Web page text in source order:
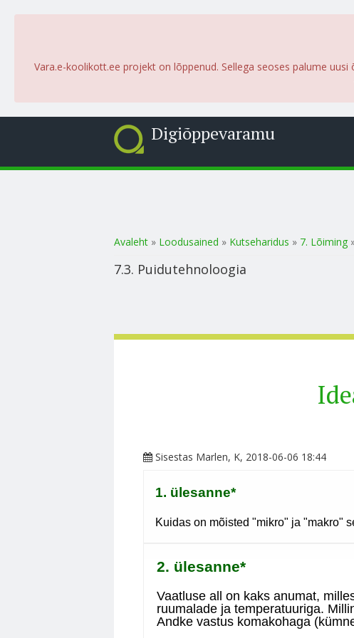
Vara.e-koolikott.ee projekt on lõppenud. Sellega seoses palume
Digiõppevaramu
Sa oled siin
Avaleht » Loodusained » Kutseharidus » 7. Lõiming
7.3. Puidutehnoloogia
Sisestas Marlen, K, 2018-06-06 18:44